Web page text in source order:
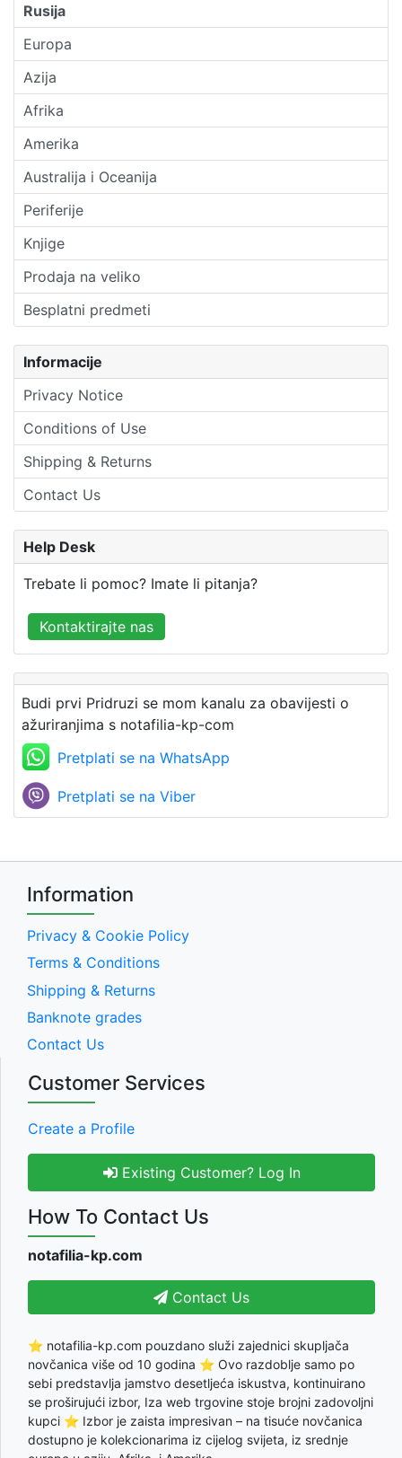
Rusija
Europa
Azija
Afrika
Amerika
Australija i Oceanija
Periferije
Knjige
Prodaja na veliko
Besplatni predmeti
Informacije
Privacy Notice
Conditions of Use
Shipping & Returns
Contact Us
Help Desk
Trebate li pomoc? Imate li pitanja?
Kontaktirajte nas
Budi prvi Pridruzi se mom kanalu za obavijesti o
ažuriranjima s notafilia-kp-com
Pretplati se na WhatsApp
Pretplati se na Viber
Information
Privacy & Cookie Policy
Terms & Conditions
Shipping & Returns
Banknote grades
Contact Us
Customer Services
Create a Profile
Existing Customer? Log In
How To Contact Us
notafilia-kp.com
Contact Us
⭐ notafilia-kp.com pouzdano služi zajednici skupljača
novčanica više od 10 godina ⭐ Ovo razdoblje samo po
sebi predstavlja jamstvo desetljeća iskustva, kontinuirano
se proširujući izbor, Iza web trgovine stoje brojni zadovoljni
kupci ⭐ Izbor je zaista impresivan – na tisuće novčanica
dostupno je kolekcionarima iz cijelog svijeta, iz srednje